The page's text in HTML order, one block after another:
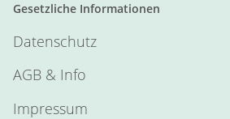
Gesetzliche Informationen
Datenschutz
AGB & Info
Impressum